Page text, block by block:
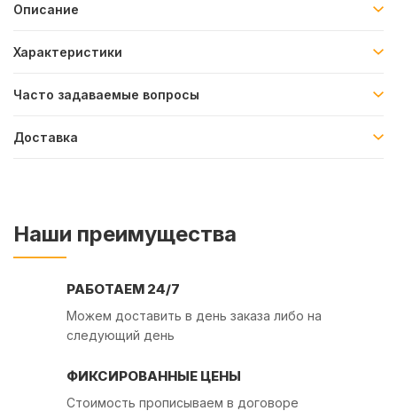
Описание
Характеристики
Часто задаваемые вопросы
Доставка
Наши преимущества
РАБОТАЕМ 24/7
Можем доставить в день заказа либо на
следующий день
ФИКСИРОВАННЫЕ ЦЕНЫ
Стоимость прописываем в договоре